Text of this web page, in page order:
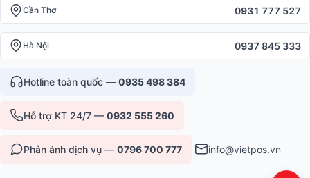
Cần Thơ 0931 777 527
Hà Nội 0937 845 333
Hotline toàn quốc — 0935 498 384
Hỗ trợ KT 24/7 — 0932 555 260
Phản ánh dịch vụ — 0796 700 777 info@vietpos.vn